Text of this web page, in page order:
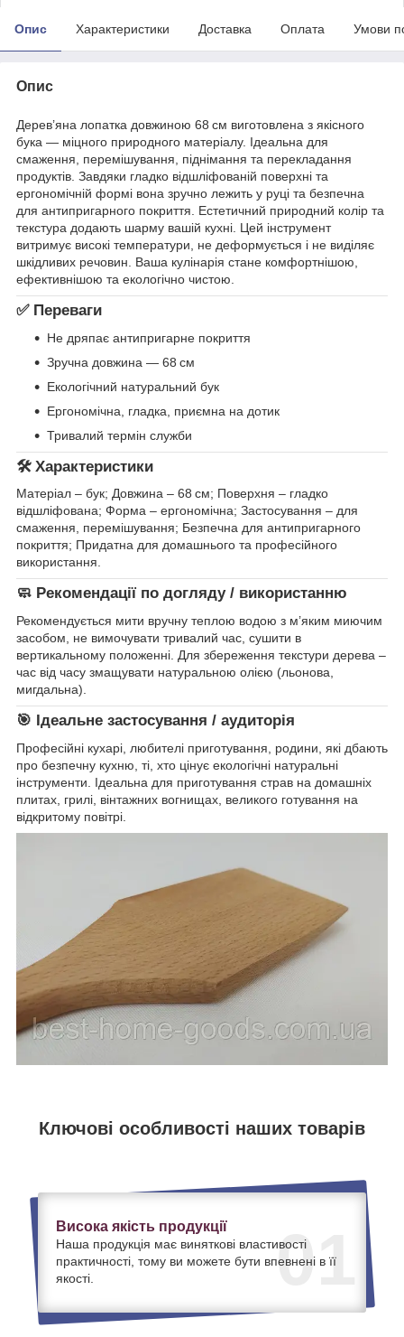
Опис Характеристики Доставка Оплата Умови
Опис
Дерев’яна лопатка довжиною 68 см виготовлена з якісного
бука — міцного природного матеріалу. Ідеальна для
смаження, перемішування, піднімання та перекладання
продуктів. Завдяки гладко відшліфованій поверхні та
ергономічній формі вона зручно лежить у руці та безпечна
для антипригарного покриття. Естетичний природний колір та
текстура додають шарму вашій кухні. Цей інструмент
витримує високі температури, не деформується і не виділяє
шкідливих речовин. Ваша кулінарія стане комфортнішою,
ефективнішою та екологічно чистою.
✅ Переваги
Не дряпає антипригарне покриття
Зручна довжина — 68 см
Екологічний натуральний бук
Ергономічна, гладка, приємна на дотик
Тривалий термін служби
🛠 Характеристики
Матеріал – бук; Довжина – 68 см; Поверхня – гладко
відшліфована; Форма – ергономічна; Застосування – для
смаження, перемішування; Безпечна для антипригарного
покриття; Придатна для домашнього та професійного
використання.
🧼 Рекомендації по догляду / використанню
Рекомендується мити вручну теплою водою з м’яким миючим
засобом, не вимочувати тривалий час, сушити в
вертикальному положенні. Для збереження текстури дерева –
час від часу змащувати натуральною олією (льонова,
мигдальна).
🎯 Ідеальне застосування / аудиторія
Професійні кухарі, любителі приготування, родини, які дбають
про безпечну кухню, ті, хто цінує екологічні натуральні
інструменти. Ідеальна для приготування страв на домашніх
плитах, грилі, вінтажних вогнищах, великого готування на
відкритому повітрі.
Ключові особливості наших товарів
01
Висока якість продукції
Наша продукція має виняткові властивості
практичності, тому ви можете бути впевнені в її
якості.